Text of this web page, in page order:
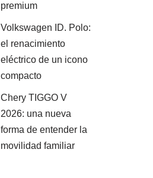
premium
Volkswagen ID. Polo:
el renacimiento
eléctrico de un icono
compacto
Chery TIGGO V
2026: una nueva
forma de entender la
movilidad familiar